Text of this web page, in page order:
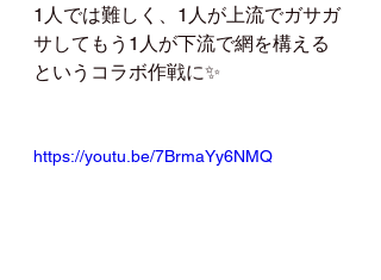
1人では難しく、1人が上流でガサガ
サしてもう1人が下流で網を構える
というコラボ作戦に✨
https://youtu.be/7BrmaYy6NMQ